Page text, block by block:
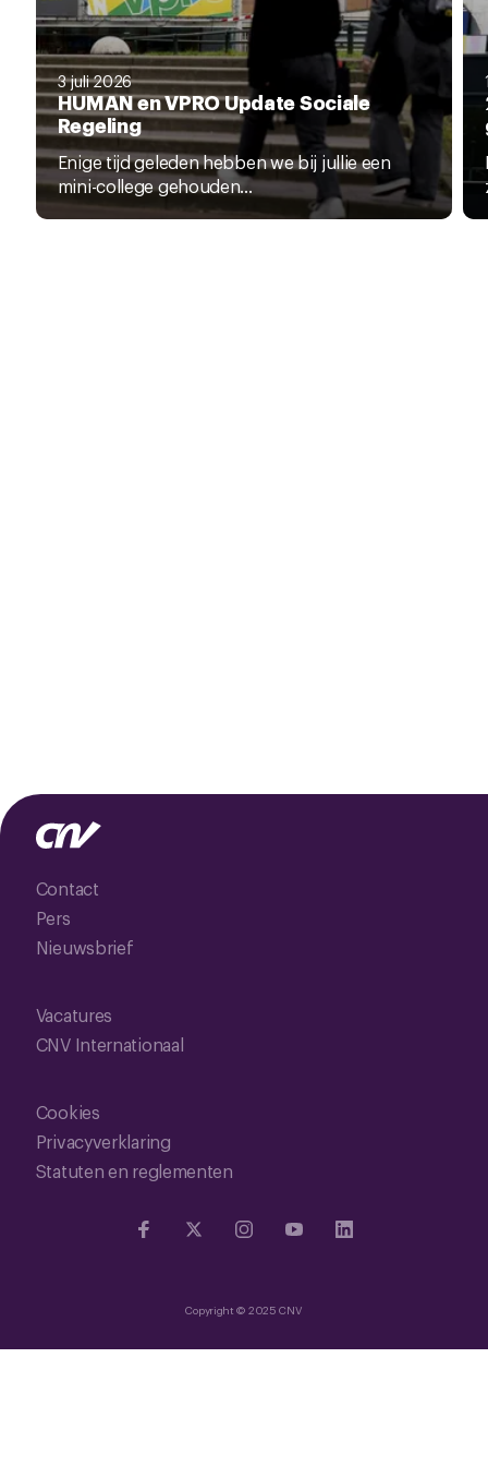
3 juli 2026
HUMAN en VPRO Update Sociale
Regeling
Enige tijd geleden hebben we bij jullie een
mini-college gehouden...
Contact
Pers
Nieuwsbrief
Vacatures
CNV Internationaal
Cookies
Privacyverklaring
Statuten en reglementen
Copyright © 2025 CNV